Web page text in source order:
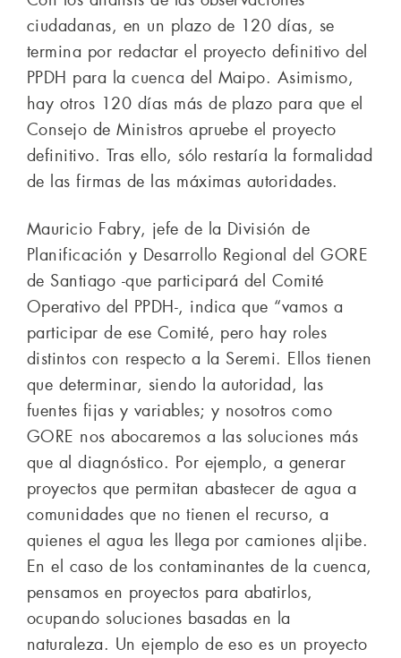
ciudadanas, en un plazo de 120 días, se
termina por redactar el proyecto definitivo del
PPDH para la cuenca del Maipo. Asimismo,
hay otros 120 días más de plazo para que el
Consejo de Ministros apruebe el proyecto
definitivo. Tras ello, sólo restaría la formalidad
de las firmas de las máximas autoridades.
Mauricio Fabry, jefe de la División de
Planificación y Desarrollo Regional del GORE
de Santiago -que participará del Comité
Operativo del PPDH-, indica que “vamos a
participar de ese Comité, pero hay roles
distintos con respecto a la Seremi. Ellos tienen
que determinar, siendo la autoridad, las
fuentes fijas y variables; y nosotros como
GORE nos abocaremos a las soluciones más
que al diagnóstico. Por ejemplo, a generar
proyectos que permitan abastecer de agua a
comunidades que no tienen el recurso, a
quienes el agua les llega por camiones aljibe.
En el caso de los contaminantes de la cuenca,
pensamos en proyectos para abatirlos,
ocupando soluciones basadas en la
naturaleza. Un ejemplo de eso es un proyecto